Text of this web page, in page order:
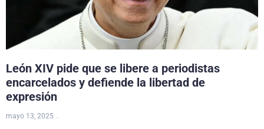
León XIV pide que se libere a periodistas
encarcelados y defiende la libertad de
expresión
mayo 13, 2025